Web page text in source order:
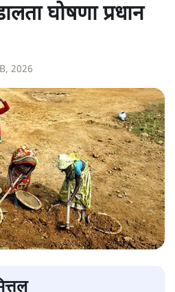
घोषणा प्रधान
2026